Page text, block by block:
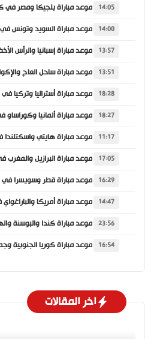
14:05
14:00
13:57
13:51
18:28
18:27
11:17
17:05
16:29
14:47
23:56
16:54
اخر المقالات